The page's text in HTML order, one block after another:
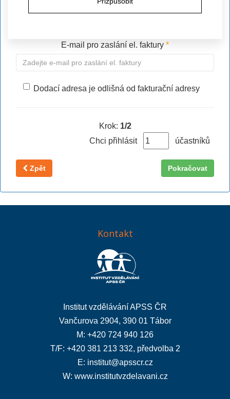
Telefon*
E-mail pro zaslání el. faktury *
Dodací adresa je odlišná od fakturační adresy
Krok: 1/2
Chci přihlásit
účastníků
Zpět
Kontakt
Institut vzdělávání APSS ČR
Vančurova 2904, 390 01 Tábor
M: +420 724 940 126
T/F: +420 381 213 332, předvolba 2
E: institut@apsscr.cz
W: www.institutvzdelavani.cz